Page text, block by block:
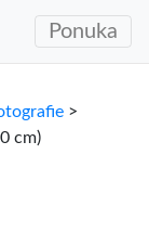
Ponuka
>
cm)